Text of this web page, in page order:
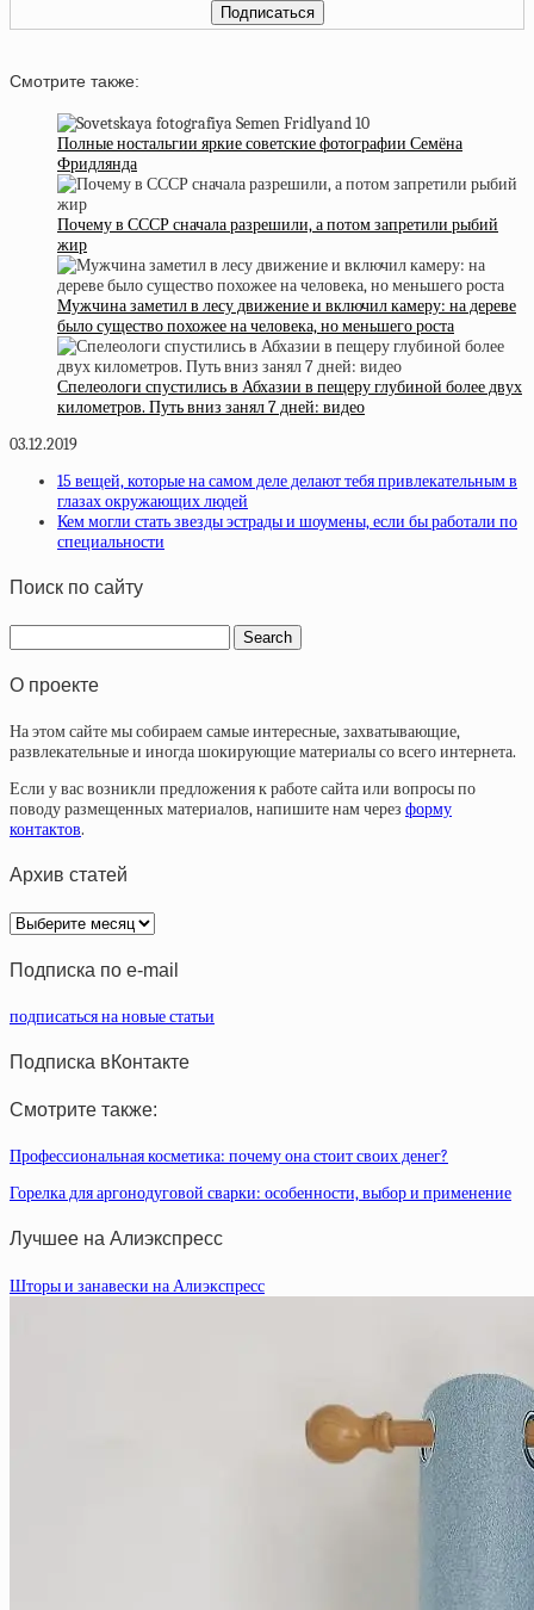
Смотрите также:
Полные ностальгии яркие советские фотографии Семёна
Фридлянда
Почему в СССР сначала разрешили, а потом запретили рыбий
жир
Мужчина заметил в лесу движение и включил камеру: на дереве
было существо похожее на человека, но меньшего роста
Спелеологи спустились в Абхазии в пещеру глубиной более двух
километров. Путь вниз занял 7 дней: видео
03.12.2019
15 вещей, которые на самом деле делают тебя привлекательным в
глазах окружающих людей
Кем могли стать звезды эстрады и шоумены, если бы работали по
специальности
Поиск по сайту
О проекте
На этом сайте мы собираем самые интересные, захватывающие,
развлекательные и иногда шокирующие материалы со всего интернета.
Если у вас возникли предложения к работе сайта или вопросы по
поводу размещенных материалов, напишите нам через форму
контактов.
Архив статей
Архив
статей
Подписка по e-mail
подписаться на новые статьи
Подписка вКонтакте
Смотрите также:
Профессиональная косметика: почему она стоит своих денег?
Горелка для аргонодуговой сварки: особенности, выбор и применение
Лучшее на Алиэкспресс
Шторы и занавески на Алиэкспресс